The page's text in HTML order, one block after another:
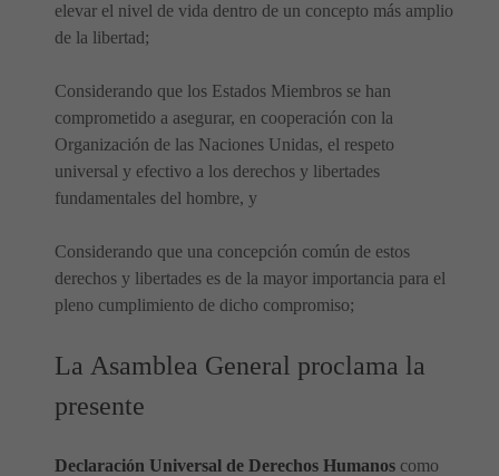
elevar el nivel de vida dentro de un concepto más amplio
de la libertad;
Considerando que los Estados Miembros se han
comprometido a asegurar, en cooperación con la
Organización de las Naciones Unidas, el respeto
universal y efectivo a los derechos y libertades
fundamentales del hombre, y
Considerando que una concepción común de estos
derechos y libertades es de la mayor importancia para el
pleno cumplimiento de dicho compromiso;
La Asamblea General proclama la
presente
Declaración Universal de Derechos Humanos como